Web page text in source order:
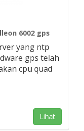
6002 gps
yang ntp
gps telah
cpu quad
Lihat